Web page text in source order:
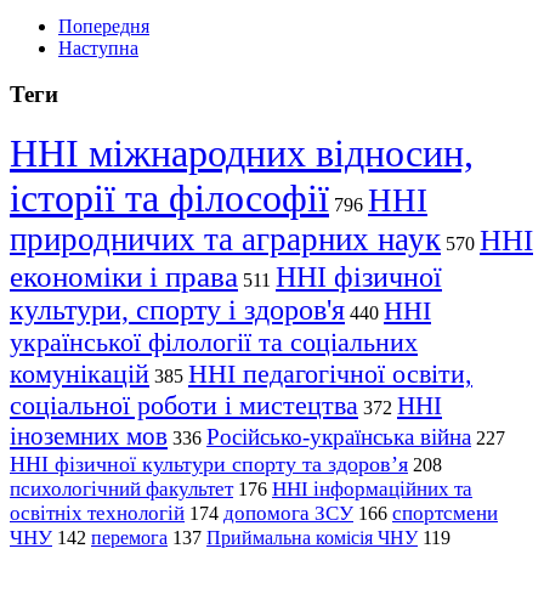
Попередня
Наступна
Теги
ННІ міжнародних відносин,
історії та філософії 796 ННІ
природничих та аграрних наук 570 ННІ
економіки і права 511 ННІ фізичної
культури, спорту і здоров'я 440 ННІ
української філології та соціальних
комунікацій 385 ННІ педагогічної освіти,
соціальної роботи і мистецтва 372 ННІ
іноземних мов 336 Російсько-українська війна 227
ННІ фізичної культури спорту та здоров’я 208
психологічний факультет 176 ННІ інформаційних та
освітніх технологій 174 допомога ЗСУ 166 спортсмени
ЧНУ 142 перемога 137 Приймальна комісія ЧНУ 119